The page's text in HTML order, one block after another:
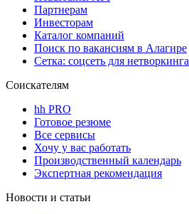
Партнерам
Инвесторам
Каталог компаний
Поиск по вакансиям в Алагире
Сетка: соцсеть для нетворкинга
Соискателям
hh PRO
Готовое резюме
Все сервисы
Хочу у вас работать
Производственный календарь
Экспертная рекомендация
Новости и статьи